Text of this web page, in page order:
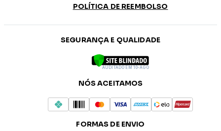
POLÍTICA DE REEMBOLSO
SEGURANÇA E QUALIDADE
AUDITADO EM 10-AGO
NÓS ACEITAMOS
FORMAS DE ENVIO